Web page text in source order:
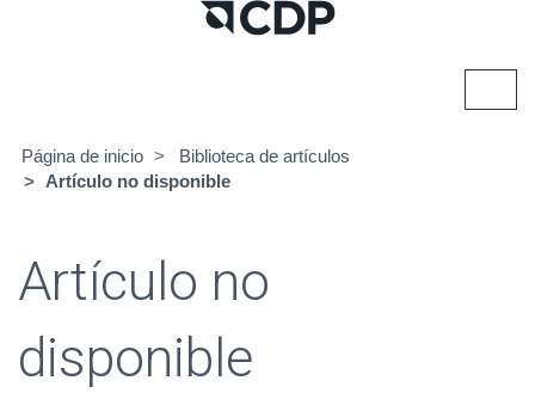
Página de inicio
Biblioteca de artículos
Artículo no disponible
Artículo no
disponible